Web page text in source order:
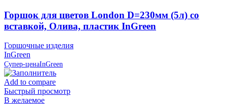
Горшок для цветов London D=230мм (5л) со
вставкой, Олива, пластик InGreen
Горшочные изделия
InGreen
Супер-ценаInGreen
Add to compare
Быстрый просмотр
В желаемое